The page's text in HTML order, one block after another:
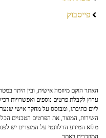
פייסבוק
האתר הוקם מיוזמה אישית, ובין היתר
ערוץ לקבלת פרטים נוספים ואפשרויות
ליום כתיבתו, ומבוסס על מחקר אישי
השירות, המוצר, את הפרטים הטכניים
מלוא המידע הרלוונטי על המוצרים יש
המוזכרים באתר.